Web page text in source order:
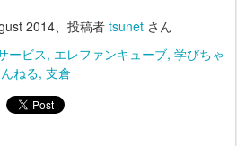
2014、投稿者 tsunetさん
ービス エレファンキューブ 学びちゃ
んねる 支倉